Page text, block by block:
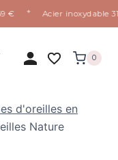
Acier inoxydable
0
d'oreilles en
Nature